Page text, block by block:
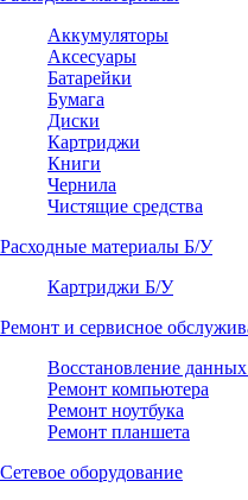
Аккумуляторы
Аксесуары
Батарейки
Бумага
Диски
Картриджи
Книги
Чернила
Чистящие средства
Расходные материалы Б/У
Картриджи Б/У
Ремонт и сервисное
Восстановление
Ремонт компьютера
Ремонт ноутбука
Ремонт планшета
Сетевое оборудование